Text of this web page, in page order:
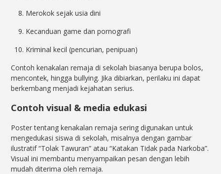
Merokok sejak usia dini
Kecanduan game dan pornografi
Kriminal kecil (pencurian, penipuan)
Contoh kenakalan remaja di sekolah biasanya berupa bolos,
mencontek, hingga bullying. Jika dibiarkan, perilaku ini dapat
berkembang menjadi kejahatan serius.
Contoh visual & media edukasi
Poster tentang kenakalan remaja sering digunakan untuk
mengedukasi siswa di sekolah, misalnya dengan gambar
ilustratif “Tolak Tawuran” atau “Katakan Tidak pada Narkoba”.
Visual ini membantu menyampaikan pesan dengan lebih
mudah diterima oleh remaja.